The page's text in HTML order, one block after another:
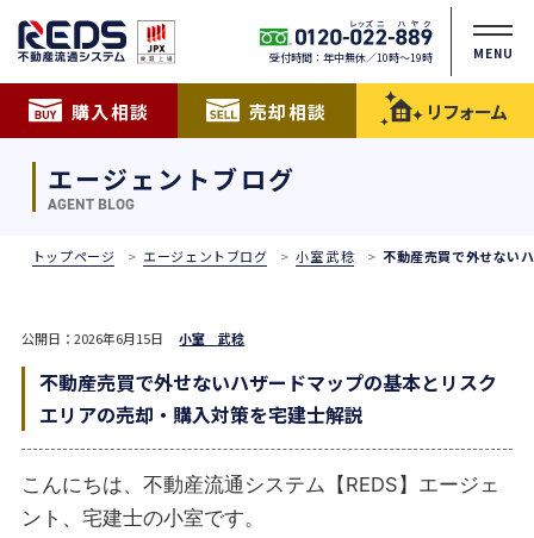
受付時間：年中無休／10時〜19時 MENU
購入相談 売却相談 リフォーム
エージェントブログ
AGENT BLOG
トップページ エージェントブログ 小室 武稔 不動産売買で外せない
公開日：2026年6月15日小室 武稔
不動産売買で外せないハザードマップの基本とリスク
エリアの売却・購入対策を宅建士解説
こんにちは、不動産流通システム【REDS】エージェ
ント、宅建士の小室です。